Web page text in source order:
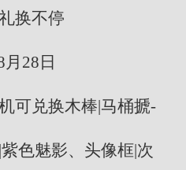
换不停
28日
可兑换木棒|马桶搋-
色魅影、头像框|次